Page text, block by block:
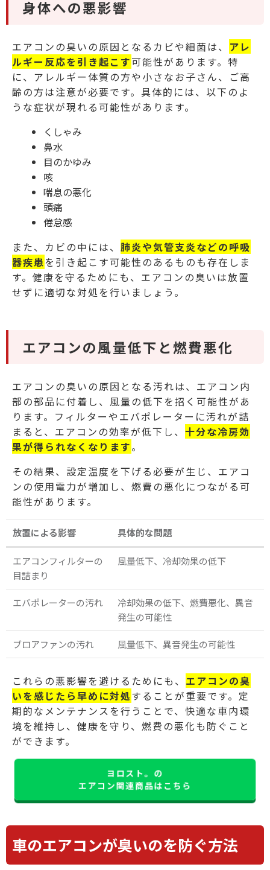
身体への悪影響
エアコンの臭いの原因となるカビや細菌は、 アレ
ルギー反応を引き起こす可能性があります。特
に、アレルギー体質の方や小さなお子さん、ご高
齢の方は注意が必要です。具体的には、以下のよ
うな症状が現れる可能性があります。
くしゃみ
鼻水
目のかゆみ
咳
喘息の悪化
頭痛
倦怠感
また、カビの中には、 肺炎や気管支炎などの呼吸
器疾患を引き起こす可能性のあるものも存在しま
す。健康を守るためにも、エアコンの臭いは放置
せずに適切な対処を行いましょう。
エアコンの風量低下と燃費悪化
エアコンの臭いの原因となる汚れは、エアコン内
部の部品に付着し、風量の低下を招く可能性があ
ります。フィルターやエバポレーターに汚れが詰
まると、エアコンの効率が低下し、 十分な冷房効
果が得られなくなります。
その結果、設定温度を下げる必要が生じ、エアコ
ンの使用電力が増加し、燃費の悪化につながる可
能性があります。
放置による影響 具体的な問題
エアコンフィルターの
目詰まり
風量低下、冷却効果の低下
エバポレーターの汚れ
冷却効果の低下、燃費悪化、異音
発生の可能性
ブロアファンの汚れ 風量低下、異音発生の可能性
これらの悪影響を避けるためにも、 エアコンの臭
いを感じたら早めに対処することが重要です。定
期的なメンテナンスを行うことで、快適な車内環
境を維持し、健康を守り、燃費の悪化も防ぐこと
ができます。
ヨロスト。の
エアコン関連商品はこちら
車のエアコンが臭いのを防ぐ方法